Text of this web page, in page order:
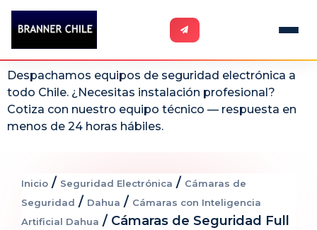
Despachamos equipos de seguridad electrónica a
todo Chile. ¿Necesitas instalación profesional?
Cotiza con nuestro equipo técnico — respuesta en
menos de 24 horas hábiles.
Inicio / Seguridad Electrónica / Cámaras de
Seguridad / Dahua / Cámaras con Inteligencia
Artificial Dahua / Cámaras de Seguridad Full